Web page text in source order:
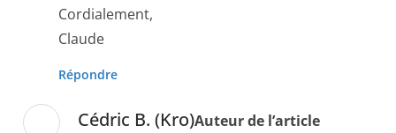
Cordialement,
Claude
Répondre
Cédric B. (Kro)Auteur de l’article